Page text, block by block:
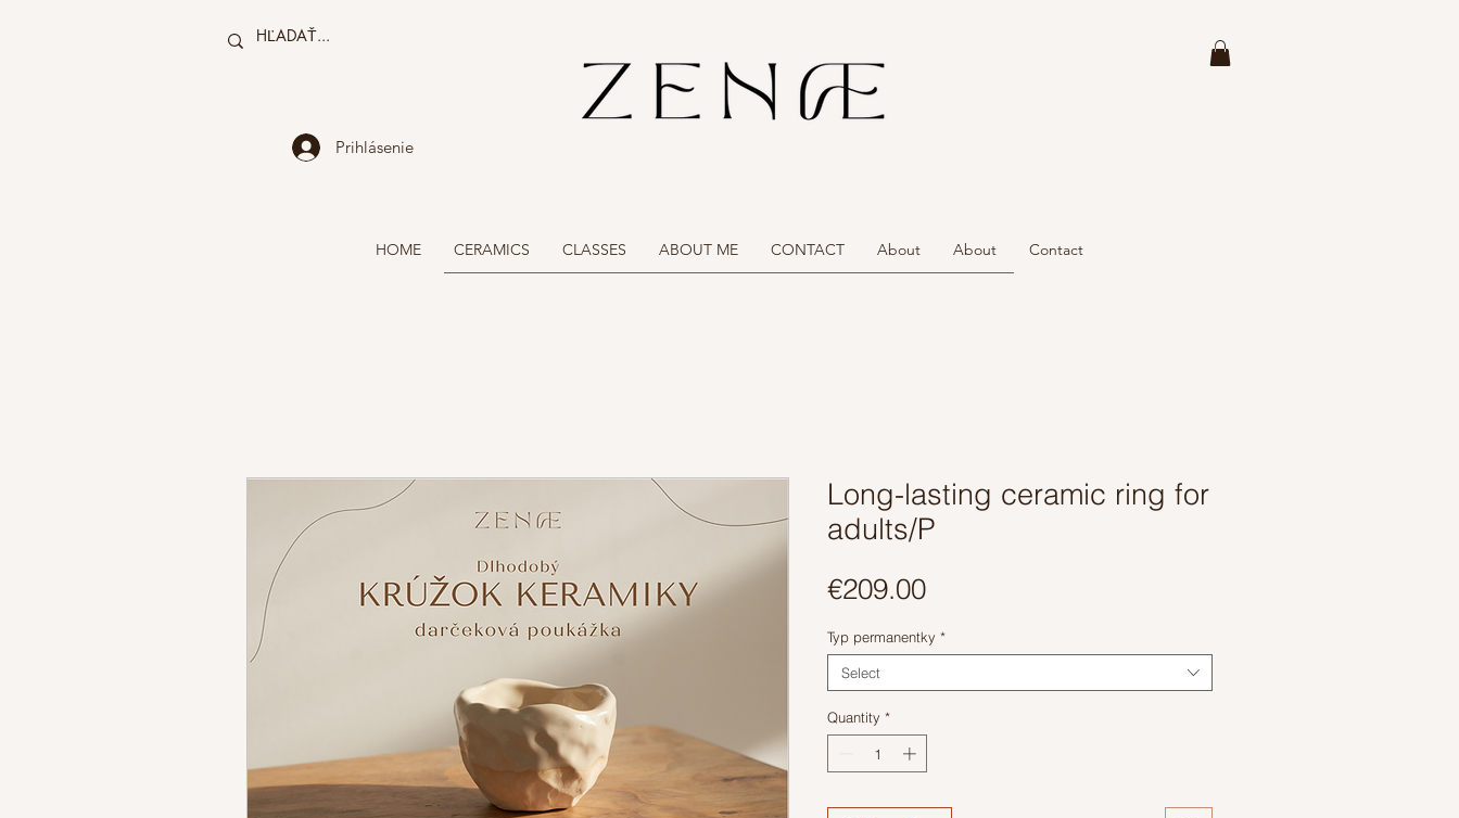
Prihlásenie
HOME CERAMICS CLASSES ABOUT ME CONTACT About About Contact
Long-lasting ceramic ring for
adults/P
€209.00Price
Typ permanentky *
Select
Quantity *